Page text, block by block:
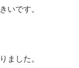
いです。
ました。